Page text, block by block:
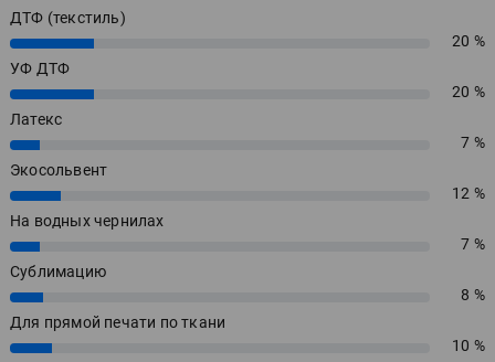
ДТФ (текстиль)
20%
20 %
УФ ДТФ
20%
20 %
Латекс
7%
7 %
Экосольвент
12%
12 %
На водных чернилах
7%
7 %
Сублимацию
8%
8 %
Для прямой печати по ткани
10%
10 %